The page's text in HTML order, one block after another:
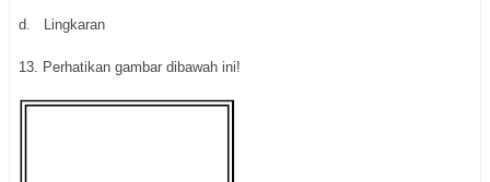
d. Lingkaran
13. Perhatikan gambar dibawah ini!